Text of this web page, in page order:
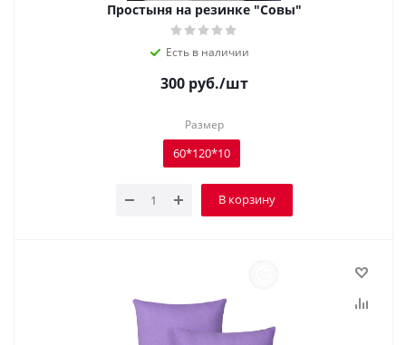
Простыня на резинке "Совы"
Есть в наличии
300руб./шт
Размер
60*120*10
В корзину